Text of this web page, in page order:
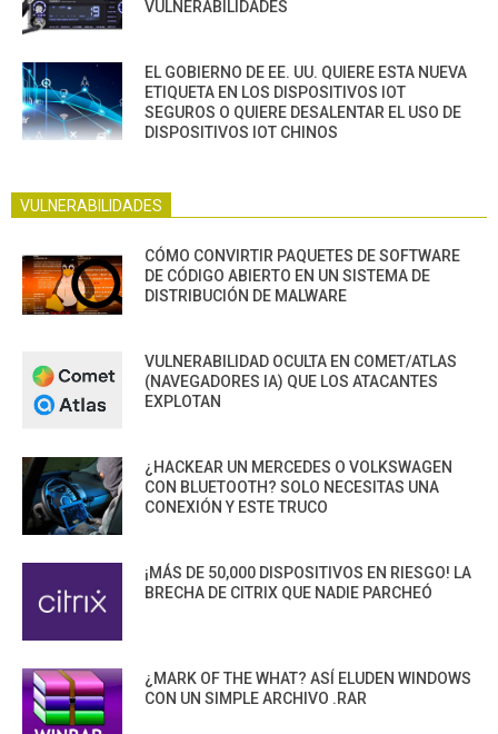
VULNERABILIDADES
EL GOBIERNO DE EE. UU. QUIERE ESTA NUEVA
ETIQUETA EN LOS DISPOSITIVOS IOT
SEGUROS O QUIERE DESALENTAR EL USO DE
DISPOSITIVOS IOT CHINOS
VULNERABILIDADES
CÓMO CONVIRTIR PAQUETES DE SOFTWARE
DE CÓDIGO ABIERTO EN UN SISTEMA DE
DISTRIBUCIÓN DE MALWARE
VULNERABILIDAD OCULTA EN COMET/ATLAS
(NAVEGADORES IA) QUE LOS ATACANTES
EXPLOTAN
¿HACKEAR UN MERCEDES O VOLKSWAGEN
CON BLUETOOTH? SOLO NECESITAS UNA
CONEXIÓN Y ESTE TRUCO
¡MÁS DE 50,000 DISPOSITIVOS EN RIESGO! LA
BRECHA DE CITRIX QUE NADIE PARCHEÓ
¿MARK OF THE WHAT? ASÍ ELUDEN WINDOWS
CON UN SIMPLE ARCHIVO .RAR